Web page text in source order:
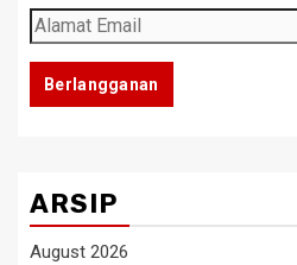
Alamat
Email
Berlangganan
ARSIP
August 2026